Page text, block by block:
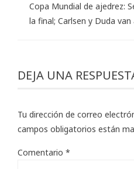
Copa Mundial de ajedrez:
la final; Carlsen y Duda
DEJA UNA
Tu dirección de correo
campos obligatorios están
Comentario *